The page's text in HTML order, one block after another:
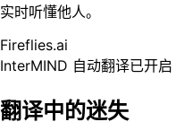
实时听懂他人。
Fireflies.ai
InterMIND 自动翻译已开启
翻译中的迷失